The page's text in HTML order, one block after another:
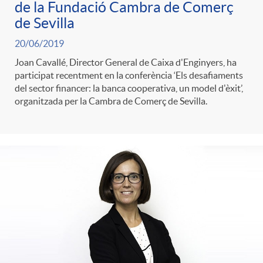
t
r
o
n
g
u
de la Fundació Cambra de Comerç
de Sevilla
20/06/2019
Joan Cavallé, Director General de Caixa d'Enginyers, ha
participat recentment en la conferència ‘Els desafiaments
del sector financer: la banca cooperativa, un model d'èxit’,
organitzada per la Cambra de Comerç de Sevilla.